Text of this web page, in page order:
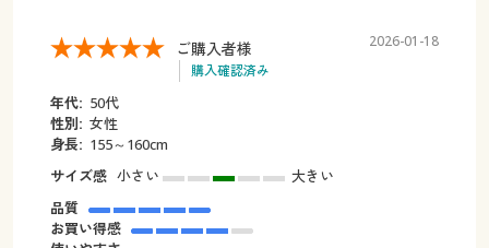
ご購入者様
購入確認済み
2026-01-18
年代: 50代
性別: 女性
身長: 155～160cm
サイズ感 小さい
大きい
品質
お買い得感